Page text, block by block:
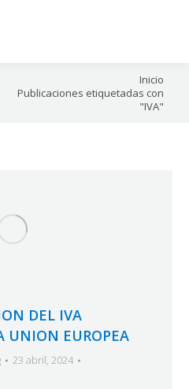
Inicio
Publicaciones etiquetadas con
"IVA"
DEL IVA
UNION EUROPEA
23 abril, 2024